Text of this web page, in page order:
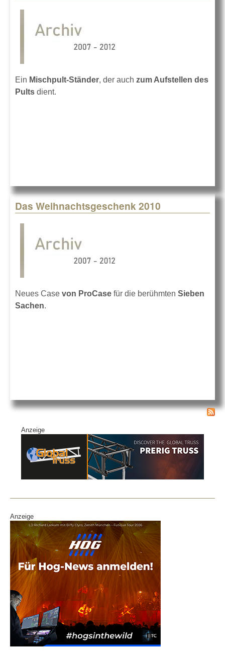
Ein Mischpult-Ständer, der auch zum Aufstellen des
Pults dient.
Das Weihnachtsgeschenk 2010
Neues Case von ProCase für die berühmten Sieben
Sachen.
Anzeige
Anzeige